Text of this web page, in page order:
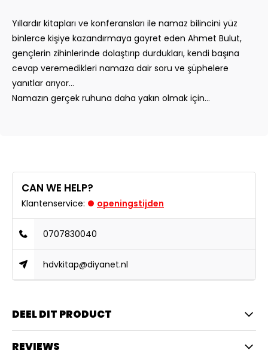
Yıllardır kitapları ve konferansları ile namaz bilincini yüz
binlerce kişiye kazandırmaya gayret eden Ahmet Bulut,
gençlerin zihinlerinde dolaştırıp durdukları, kendi başına
cevap veremedikleri namaza dair soru ve şüphelere
yanıtlar arıyor…
Namazın gerçek ruhuna daha yakın olmak için...
CAN WE HELP?
Klantenservice: openingstijden
0707830040
hdvkitap@diyanet.nl
DEEL DIT PRODUCT
REVIEWS